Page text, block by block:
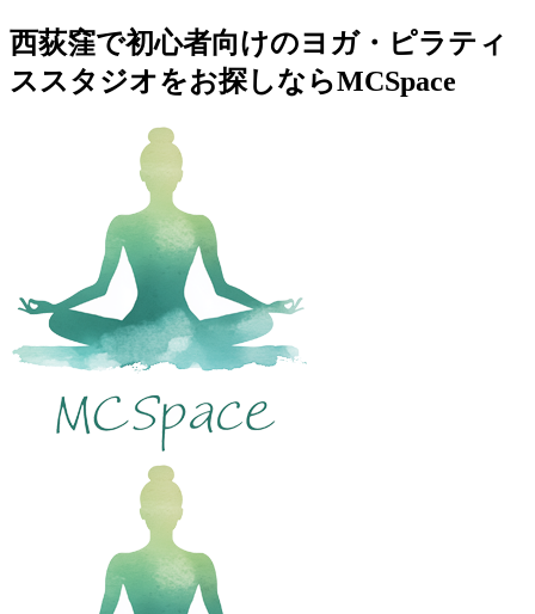
西荻窪で初心者向けのヨガ・ピラティ
ススタジオをお探しならMCSpace